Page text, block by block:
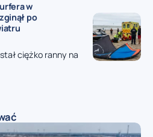
w
po
ciężko ranny na